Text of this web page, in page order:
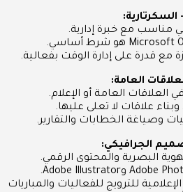
مناسب مع خبرة إدارية.
مع قدرة على إدارة الوقت بفعالية.
العلاقات العامة أو الإعلام.
علاقات لا تعلى عليها.
وصياغة الخطابات والتقارير.
البصرية والمحتوى الرقمي.
للترويج للفعاليات والمباريات